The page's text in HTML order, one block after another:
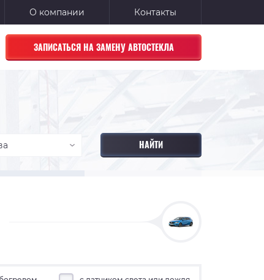
О компании Контакты
ЗАПИСАТЬСЯ НА ЗАМЕНУ АВТОСТЕКЛА